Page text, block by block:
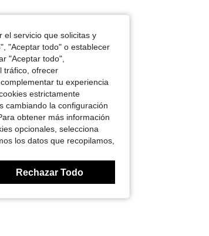
el servicio que solicitas y
"Aceptar todo" o establecer
"Aceptar todo",
tráfico, ofrecer
tu experiencia
estrictamente
cambiando la configuración
obtener más información
opcionales, selecciona
los datos que recopilamos,
Rechazar Todo